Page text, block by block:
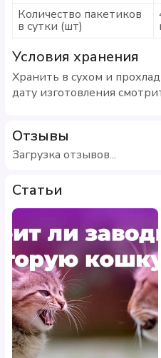
Количество пакетиков
в сутки (шт)
Условия хранения
Хранить в сухом и
дату изготовления
Отзывы
Загрузка отзывов...
Статьи